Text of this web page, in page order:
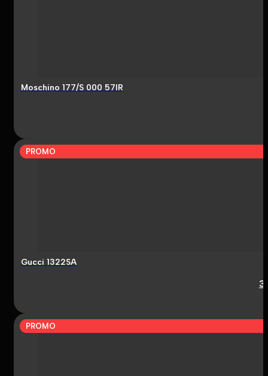
Moschino 177/S 000 57IR
PROMO
Gucci 1322SA
PROMO